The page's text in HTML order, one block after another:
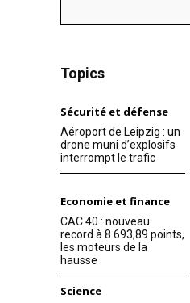
Topics
Sécurité et défense
Aéroport de Leipzig : un
drone muni d’explosifs
interrompt le trafic
Economie et finance
CAC 40 : nouveau
record à 8 693,89 points,
les moteurs de la
hausse
Science